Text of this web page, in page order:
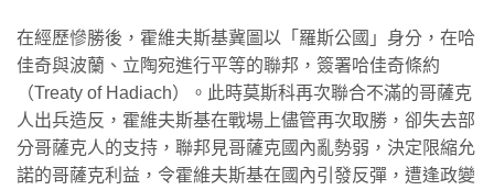
在經歷慘勝後，霍維夫斯基冀圖以「羅斯公國」身分，在哈
佳奇與波蘭、立陶宛進行平等的聯邦，簽署哈佳奇條約
（Treaty of Hadiach）。此時莫斯科再次聯合不滿的哥薩克
人出兵造反，霍維夫斯基在戰場上儘管再次取勝，卻失去部
分哥薩克人的支持，聯邦見哥薩克國內亂勢弱，決定限縮允
諾的哥薩克利益，令霍維夫斯基在國內引發反彈，遭逢政變